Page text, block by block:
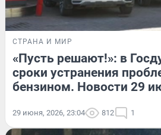
СТРАНА И МИР
«Пусть решают!»: в
сроки устранения
бензином. Новости 29
29 июня, 2026, 23:04 812 1